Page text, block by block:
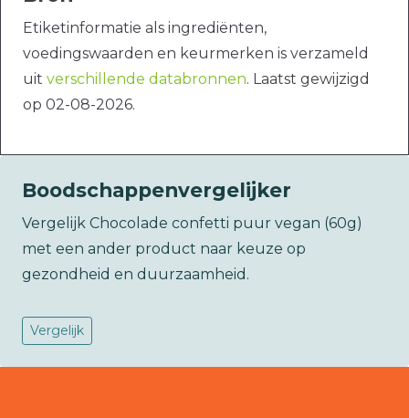
Etiketinformatie als ingrediënten,
voedingswaarden en keurmerken is verzameld
uit verschillende databronnen. Laatst gewijzigd
op 02-08-2026.
Boodschappenvergelijker
Vergelijk Chocolade confetti puur vegan (60g)
met een ander product naar keuze op
gezondheid en duurzaamheid.
Vergelijk